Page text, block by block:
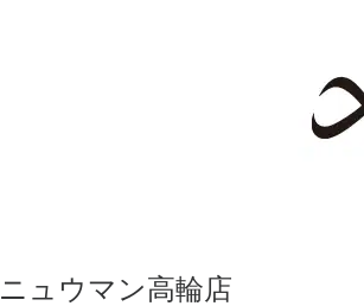
ュウマン高輪店